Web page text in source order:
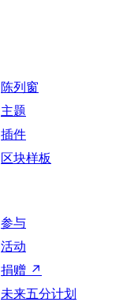
陈列窗
主题
插件
区块样板
参与
活动
捐赠 ↗
未来五分计划